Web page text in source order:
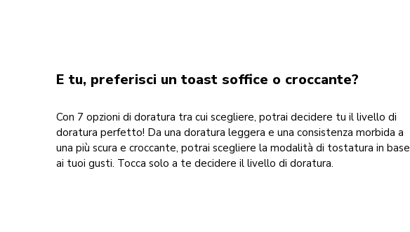
E tu, preferisci un toast soffice o croccante?
Con 7 opzioni di doratura tra cui scegliere, potrai decidere tu il livello di
doratura perfetto! Da una doratura leggera e una consistenza morbida a
una più scura e croccante, potrai scegliere la modalità di tostatura in base
ai tuoi gusti. Tocca solo a te decidere il livello di doratura.